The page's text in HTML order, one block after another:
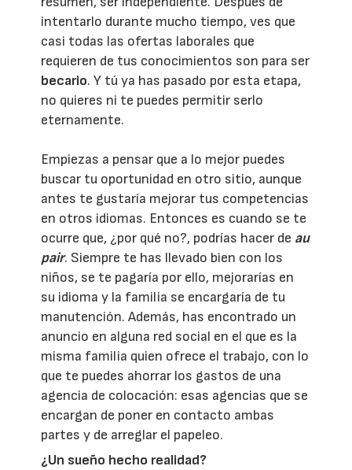
intentarlo durante mucho tiempo, ves que
casi todas las ofertas laborales que
requieren de tus conocimientos son para ser
becario. Y tú ya has pasado por esta etapa,
no quieres ni te puedes permitir serlo
eternamente.
Empiezas a pensar que a lo mejor puedes
buscar tu oportunidad en otro sitio, aunque
antes te gustaría mejorar tus competencias
en otros idiomas. Entonces es cuando se te
ocurre que, ¿por qué no?, podrías hacer de au
pair. Siempre te has llevado bien con los
niños, se te pagaría por ello, mejorarías en
su idioma y la familia se encargaría de tu
manutención. Además, has encontrado un
anuncio en alguna red social en el que es la
misma familia quien ofrece el trabajo, con lo
que te puedes ahorrar los gastos de una
agencia de colocación: esas agencias que se
encargan de poner en contacto ambas
partes y de arreglar el papeleo.
¿Un sueño hecho realidad?